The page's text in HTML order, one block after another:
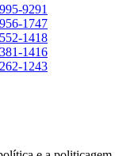
9291
1747
1418
1416
1243